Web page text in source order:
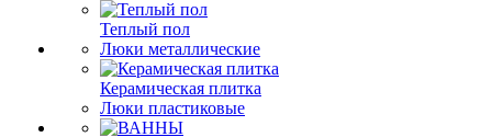
Теплый пол
Люки металлические
Керамическая плитка
Люки пластиковые